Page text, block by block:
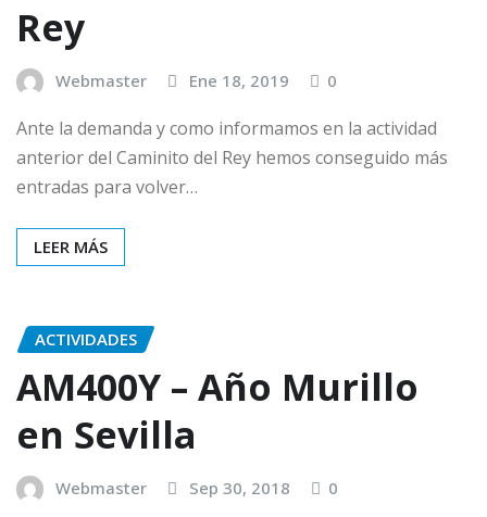
Rey
Webmaster Ene 18, 2019 0
Ante la demanda y como informamos en la actividad
anterior del Caminito del Rey hemos conseguido más
entradas para volver…
LEER MÁS
ACTIVIDADES
AM400Y – Año Murillo
en Sevilla
Webmaster Sep 30, 2018 0